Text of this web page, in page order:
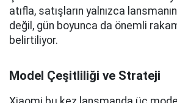
atıfla, satışların yalnızca
değil, gün boyunca da önemli
belirtiliyor.
Model Çeşitliliği ve Strateji